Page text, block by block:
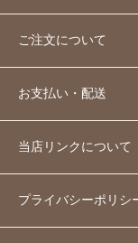
ご注文について
お支払い・配送
当店リンクについて
プライバシーポリシ